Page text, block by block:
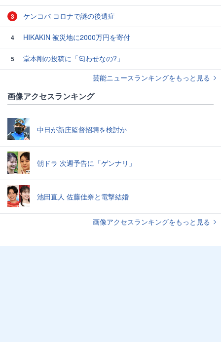
3 ケンコバ コロナで謎の後遺症
4 HIKAKIN 被災地に2000万円を寄付
5
堂本剛の投稿に「匂わせなの?」
芸能ニュースランキングをもっと見る
画像アクセスランキング
中日が新庄監督招聘を検討か
朝ドラ 次週予告に「ゲンナリ」
池田直人 佐藤佳奈と電撃結婚
画像アクセスランキングをもっと見る